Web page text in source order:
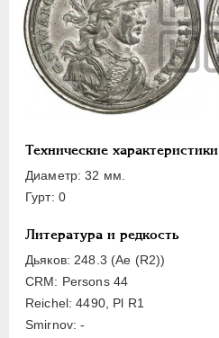
Технические характеристики
Диаметр: 32 мм.
Гурт: 0
Литература и редкость
Дьяков: 248.3 (Ae (R2))
CRM: Persons 44
Reichel: 4490, Pl R1
Smirnov: -
ПАВЕЛ I 1796-1801
Латинская надпись
B C D
Русская надпись
П
С Ф Я
Цифры